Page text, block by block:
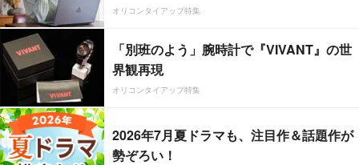
オリコンタイアップ特集
「別班のよう」腕時計で『VIVANT』の世
界観再現
オリコンタイアップ特集
2026年7月夏ドラマも、注目作＆話題作が
勢ぞろい！